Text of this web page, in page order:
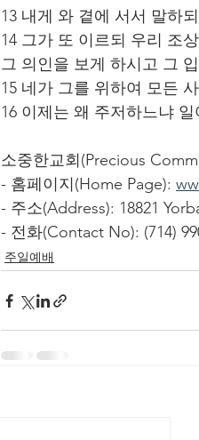
13 내게 와 곁에 서서 말하
14 그가 또 이르되 우리 조
그 의인을 보게 하시고 그
15 네가 그를 위하여 모든
16 이제는 왜 주저하느냐
소중한교회(Precious
- 홈페이지(Home Page):
- 주소(Address): 18821
- 전화(Contact No): (714)
주일예배